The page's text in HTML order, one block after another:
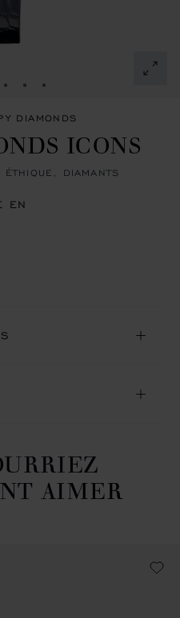
LA DIAPOSITIVE 1
ALLER À LA DIAPOSITIVE
ALLER À LA
ALLER À LA
DIAMONDS
ICONS
DIAMANTS
EN
AIMER